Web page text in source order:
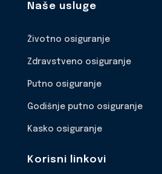
Naše usluge
Životno osiguranje
Zdravstveno osiguranje
Putno osiguranje
Godišnje putno osiguranje
Kasko osiguranje
Korisni linkovi